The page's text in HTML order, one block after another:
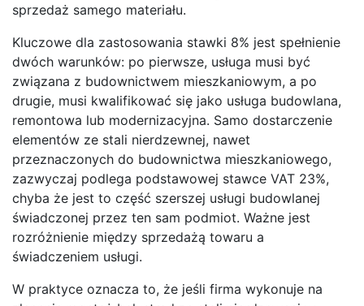
sprzedaż samego materiału.
Kluczowe dla zastosowania stawki 8% jest spełnienie
dwóch warunków: po pierwsze, usługa musi być
związana z budownictwem mieszkaniowym, a po
drugie, musi kwalifikować się jako usługa budowlana,
remontowa lub modernizacyjna. Samo dostarczenie
elementów ze stali nierdzewnej, nawet
przeznaczonych do budownictwa mieszkaniowego,
zazwyczaj podlega podstawowej stawce VAT 23%,
chyba że jest to część szerszej usługi budowlanej
świadczonej przez ten sam podmiot. Ważne jest
rozróżnienie między sprzedażą towaru a
świadczeniem usługi.
W praktyce oznacza to, że jeśli firma wykonuje na